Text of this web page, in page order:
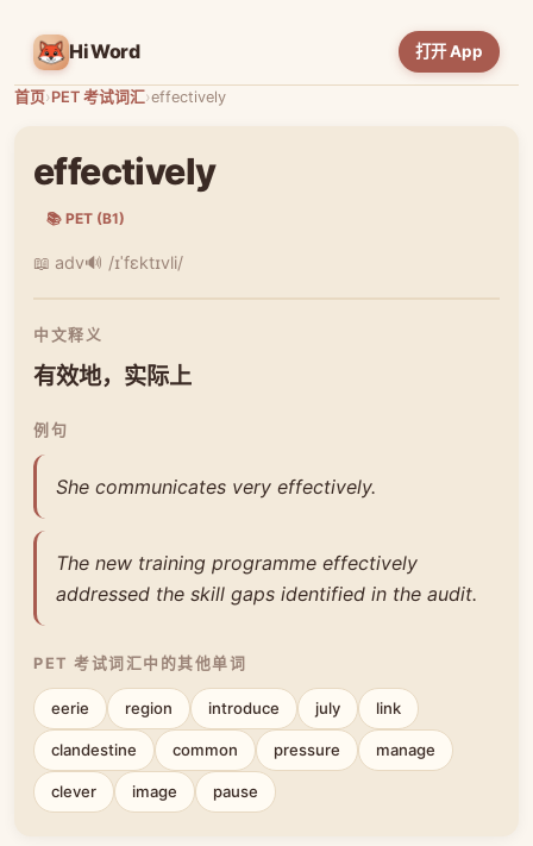
HiWord 打开 App
首页›PET 考试词汇›effectively
effectively
📚 PET (B1)
📖 adv🔊 /ɪˈfɛktɪvli/
中文释义
有效地，实际上
例句
She communicates very effectively.
The new training programme effectively
addressed the skill gaps identified in the audit.
PET 考试词汇中的其他单词
eerie region introduce july link
clandestine common pressure manage
clever image pause